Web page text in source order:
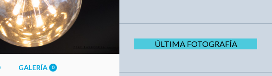
GALERÍA 0
ÚLTIMA FOTOGRAFÍA